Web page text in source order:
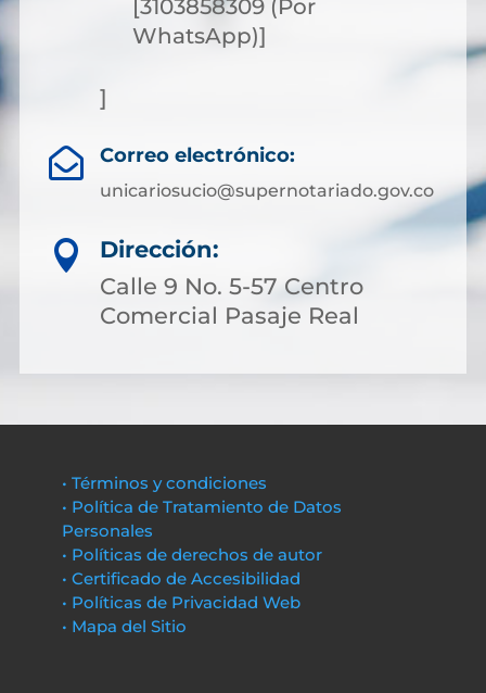
[3103858309 (Por
WhatsApp)]
]
 Correo electrónico:
unicariosucio@supernotariado.gov.co

Dirección:
Calle 9 No. 5-57 Centro
Comercial Pasaje Real
• Términos y condiciones
• Política de Tratamiento de Datos
Personales
• Políticas de derechos de autor
• Certificado de Accesibilidad
• Políticas de Privacidad Web
• Mapa del Sitio